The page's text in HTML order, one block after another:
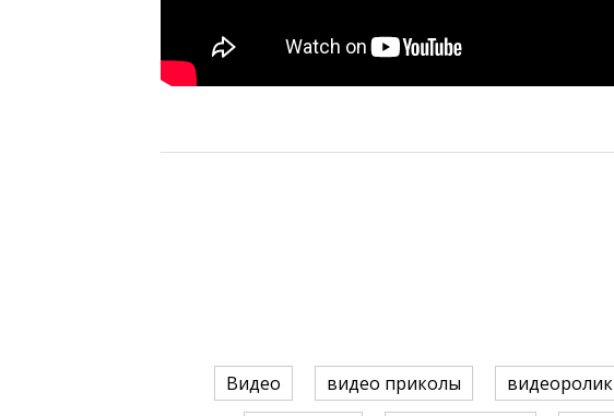
Видео видео приколы видеоролик